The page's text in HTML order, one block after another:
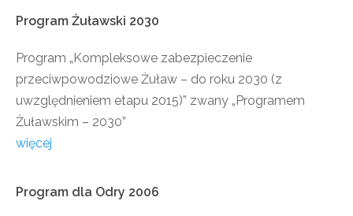
Program Żuławski 2030
Program „Kompleksowe zabezpieczenie
przeciwpowodziowe Żuław – do roku 2030 (z
uwzględnieniem etapu 2015)” zwany „Programem
Żuławskim – 2030”
więcej
Program dla Odry 2006